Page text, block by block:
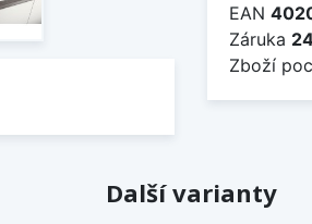
EAN
Záruka
Zboží
Další varianty